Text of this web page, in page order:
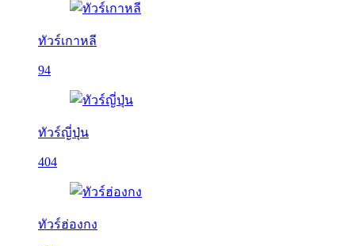
ทัวร์เกาหลี
94
ทัวร์ญี่ปุ่น
404
ทัวร์ฮ่องกง